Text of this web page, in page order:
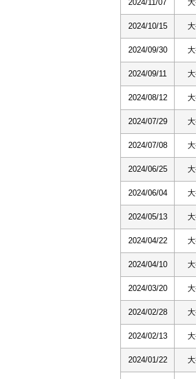
2024/11/07
2024/10/15
2024/09/30
2024/09/11
2024/08/12
2024/07/29
2024/07/08
2024/06/25
2024/06/04
2024/05/13
2024/04/22
2024/04/10
2024/03/20
2024/02/28
2024/02/13
2024/01/22